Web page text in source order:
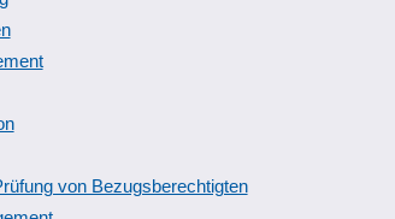
von Bezugsberechtigten